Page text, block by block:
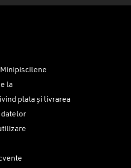
la
plata și livrarea
datelor